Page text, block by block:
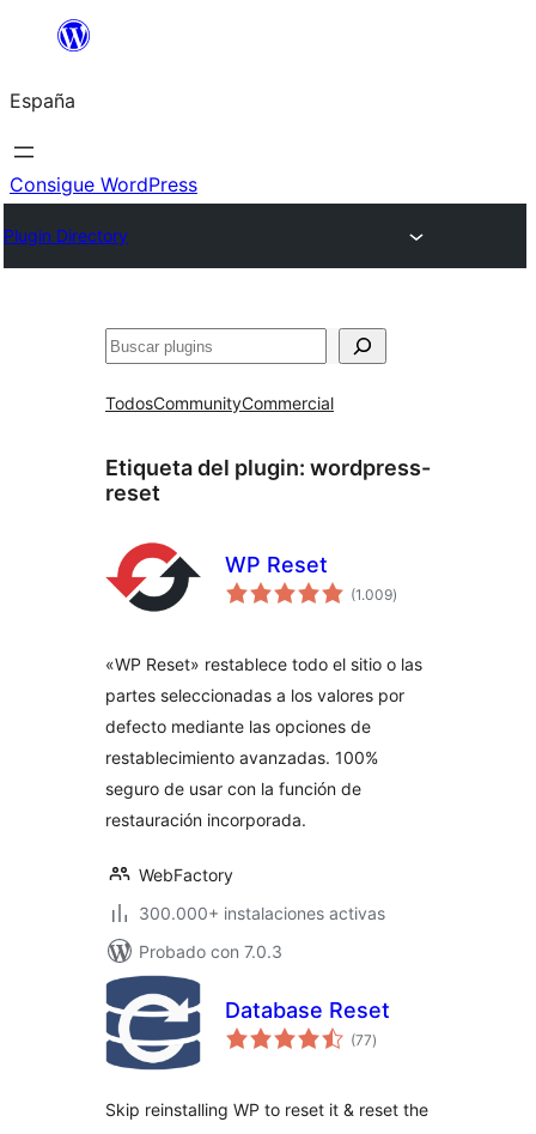
Saltar
contenido
España
Consigue WordPress
Plugin Directory
Buscar
TodosCommunityCommercial
Etiqueta del plugin: wordpress-
reset
WP Reset
(1.009valoraciones
en
)
«WP Reset» restablece todo el sitio o las
partes seleccionadas a los valores por
defecto mediante las opciones de
restablecimiento avanzadas. 100%
seguro de usar con la función de
restauración incorporada.
WebFactory
300.000+ instalaciones activas
Probado con 7.0.3
Database Reset
(77valoraciones
en
)
Skip reinstalling WP to reset it & reset the